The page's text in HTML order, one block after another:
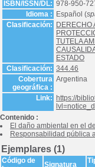
ISBN/ISSN/DL: 978-950-
Idioma :
Español (
Clasificación:
DERECHO
TUTELA
ESTADO
Clasificación: 344.46
Cobertura
geográfica :
Argentina
Link:
https://
Contenido :
El daño ambiental en el
Responsabilidad pública
Ejemplares (1)
Código de
Signatura